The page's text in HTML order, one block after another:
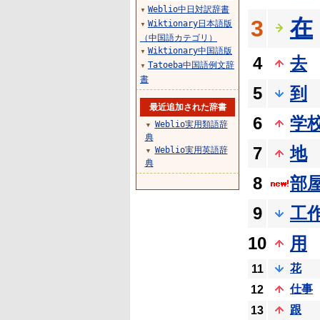
3
在
4
去
5
到
6
学
7
地
8
部
9
工
10
用
11
花
12
仕事
13
跟
▼ Weblio中日対訳辞書
▼ Wiktionary日本語版
（中国語カテゴリ）
▼ Wiktionary中国語版
▼ Tatoeba中国語例文辞
書
最近追加された辞書
▼
Weblio実用類語辞
典
▼
Weblio実用英語辞
典